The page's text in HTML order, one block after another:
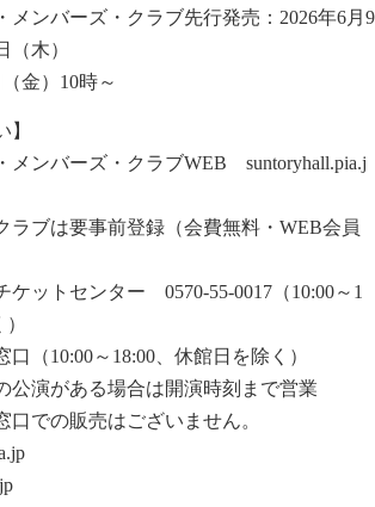
メンバーズ・クラブ先行発売：2026年6月9
（木）
金）10時～
】
メンバーズ・クラブWEB suntoryhall.pia.j
ブは要事前登録（会費無料・WEB会員
ケットセンター 0570-55-0017（10:00～1
（10:00～18:00、休館日を除く）
演がある場合は開演時刻まで営業
での販売はございません。